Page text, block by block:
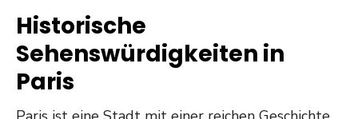
Historische
Sehenswürdigkeiten in
Paris